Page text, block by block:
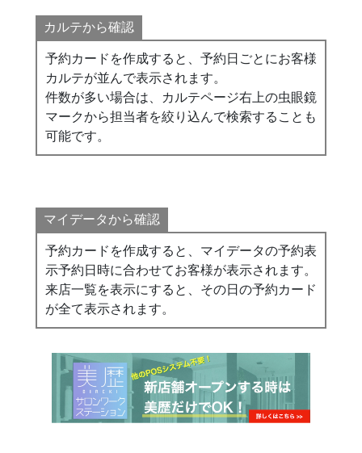
カルテから確認
予約カードを作成すると、予約日ごとにお客様
カルテが並んで表示されます。
件数が多い場合は、カルテページ右上の虫眼鏡
マークから担当者を絞り込んで検索することも
可能です。
マイデータから確認
予約カードを作成すると、マイデータの予約表
示予約日時に合わせてお客様が表示されます。
来店一覧を表示にすると、その日の予約カード
が全て表示されます。